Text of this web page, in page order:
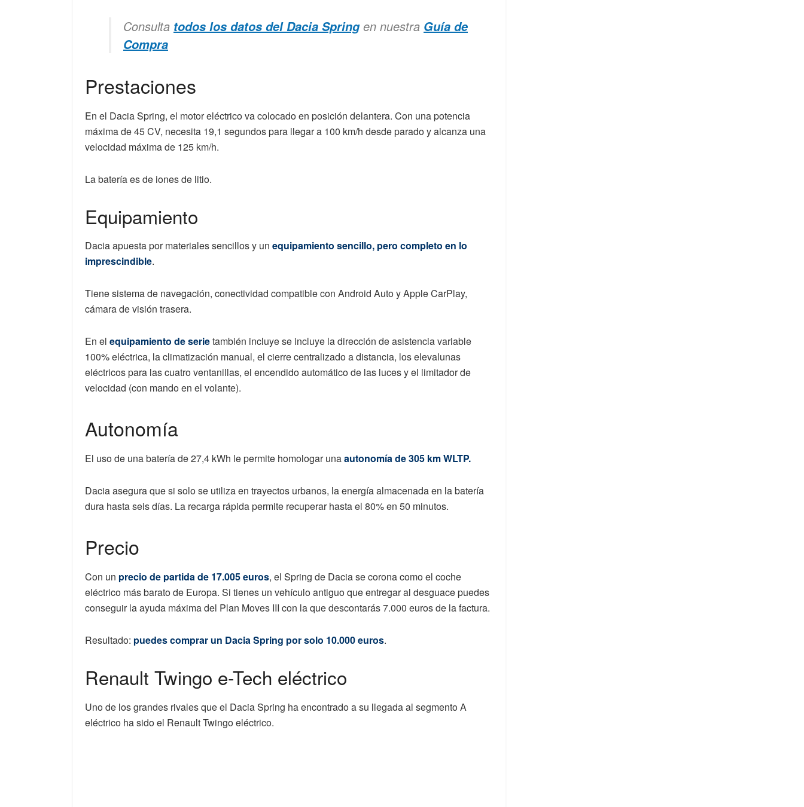
Consulta todos los datos del Dacia Springen nuestra Guía de
Compra
Prestaciones
En el Dacia Spring, el motor eléctrico va colocado en posición delantera. Con una potencia
máxima de 45 CV, necesita 19,1 segundos para llegar a 100 km/h desde parado y alcanza una
velocidad máxima de 125 km/h.
La batería es de iones de litio.
Equipamiento
Dacia apuesta por materiales sencillos y un equipamiento sencillo, pero completo en lo
imprescindible.
Tiene sistema de navegación, conectividad compatible con Android Auto y Apple CarPlay,
cámara de visión trasera.
En el equipamiento de serietambién incluye se incluye la dirección de asistencia variable
100% eléctrica, la climatización manual, el cierre centralizado a distancia, los elevalunas
eléctricos para las cuatro ventanillas, el encendido automático de las luces y el limitador de
velocidad (con mando en el volante).
Autonomía
El uso de una batería de 27,4 kWh le permite homologar unaautonomía de305 km WLTP.
Dacia asegura que si solo se utiliza en trayectos urbanos, la energía almacenada en la batería
dura hasta seis días. La recarga rápida permite recuperar hasta el 80% en 50 minutos.
Precio
Con un precio de partida de 17.005 euros, el Spring de Dacia se corona como el coche
eléctrico más barato de Europa. Si tienes un vehículo antiguo que entregar al desguace puedes
conseguir la ayuda máxima del Plan Moves III con la que descontarás 7.000 euros de la factura.
Resultado: puedes comprar un Dacia Spring por solo 10.000 euros.
Renault Twingo e-Tech eléctrico
Uno de los grandes rivales que el Dacia Spring ha encontrado a su llegada al segmento A
eléctrico ha sido el Renault Twingo eléctrico.